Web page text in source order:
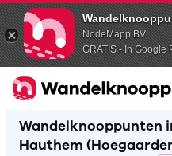
NodeMapp BV
GRATIS - In Google
Wandelknooppunten
Hauthem